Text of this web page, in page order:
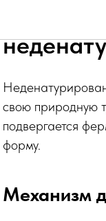
40 мг
свою природную
подвергается
форму.
Механизм